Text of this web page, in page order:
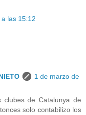
las 15:12
1 de marzo de
de Catalunya de
solo contabilizo los